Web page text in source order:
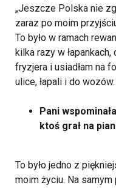
„Jeszcze Polska nie
zaraz po moim
To było w ramach
kilka razy w łapankach,
fryzjera i usiadłam na
ulice, łapali i do wozów.
Pani
ktoś grał na
To było jedno z
moim życiu. Na